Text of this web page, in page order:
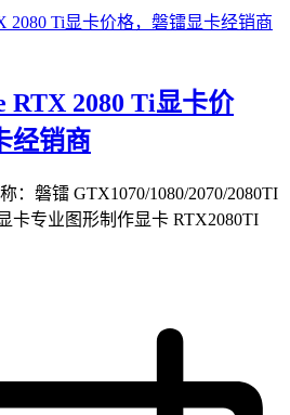
RTX 2080 Ti显卡价
经销商
：磐镭 GTX1070/1080/2070/2080TI
卡专业图形制作显卡 RTX2080TI